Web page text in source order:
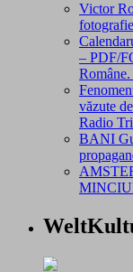
Victor
– PDF/
văzute
Radio
BANI